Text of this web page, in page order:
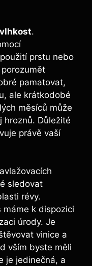
.
prstu nebo
pamatovat,
ale krátkodobé
měsíců může
hroznů. Důležité
právě vaší
sledovat
révy.
máme k⁢ dispozici
úrody. Je
vinice a
‍vším byste měli
je jedinečná, a